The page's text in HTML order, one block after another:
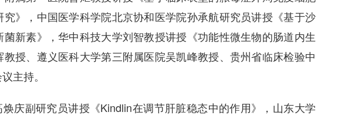
》，中国医学科学院北京协和医学院孙承航研究员讲授《基于沙
新素》，华中科技大学刘智教授讲授《功能性微生物的肠道内生
授、遵义医科大学第三附属医院吴凯峰教授、贵州省临床检验中
主持。
庆副研究员讲授《Kindlin在调节肝脏稳态中的作用》，山东大学